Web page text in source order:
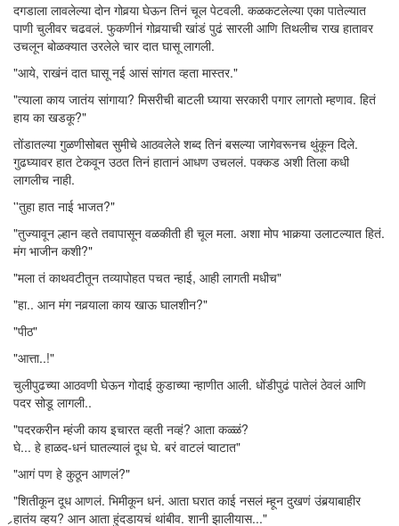
दगडाला लावलेल्या दोन गोवर्‍या घेऊन तिनं चूल पेटवली. कळकटलेल्या एका पातेल्यात
पाणी चुलीवर चढवलं. फुकणीनं गोवर्‍याची खांडं पुढं सारली आणि तिथलीच राख हातावर
उचलून बोळक्यात उरलेले चार दात घासू लागली.
"आये, राखंनं दात घासू नई आसं सांगत व्हता मास्तर."
"त्याला काय जातंय सांगाया? मिसरीची बाटली घ्याया सरकारी पगार लागतो म्हणाव. हितं
हाय का खडकू?"
तोंडातल्या गुळणीसोबत सुमीचे आठवलेले शब्द तिनं बसल्या जागेवरूनच थुंकून दिले.
गुढघ्यावर हात टेकवून उठत तिनं हातानं आधण उचललं. पक्कड अशी तिला कधी
लागलीच नाही.
''तुहा हात नाई भाजत?"
"तुज्यावून ल्हान व्हते तवापासून वळकीती ही चूल मला. अशा मोप भाकर्‍या उलाटल्यात हितं.
मंग भाजीन कशी?"
"मला तं काथवटीतून तव्यापोहत पचत न्हाई, आही लागती मधीच"
"हा.. आन मंग नवर्‍याला काय खाऊ घालशीन?"
"पीठ"
"आत्ता..!"
चुलीपुढच्या आठवणी घेऊन गोदाई कुडाच्या न्हाणीत आली. धोंडीपुढं पातेलं ठेवलं आणि
पदर सोडू लागली..
"पदरकरीन म्हंजी काय इचारत व्हती नव्हं? आता कळ्ळं?
घे... हे हाळद-धनं घातल्यालं दूध घे. बरं वाटलं प्वाटात"
"आगं पण हे कुठून आणलं?"
"शितीकून दूध आणलं. भिमीकून धनं. आता घरात काई नसलं म्हून दुखणं उंबर्‍याबाहीर
र्‍हातंय व्हय? आन आता हुंदडायचं थांबीव. शानी झालीयास..."